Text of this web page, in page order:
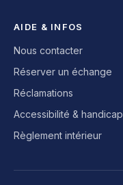
AIDE & INFOS
Nous contacter
Réserver un échange
Réclamations
Accessibilité & handicap
Règlement intérieur